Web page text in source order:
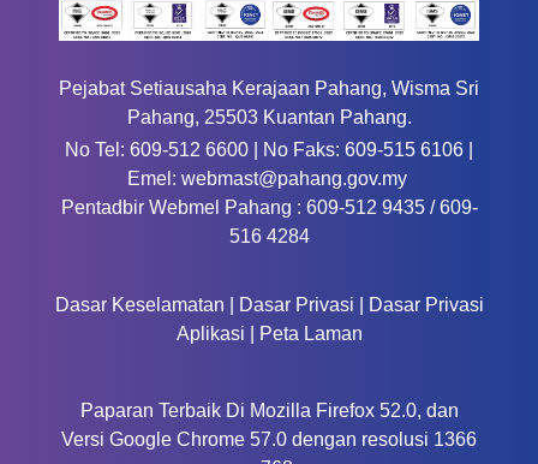
Pejabat Setiausaha Kerajaan Pahang, Wisma Sri
Pahang, 25503 Kuantan Pahang.
No Tel: 609-512 6600 | No Faks: 609-515 6106 |
Emel: webmast@pahang.gov.my
Pentadbir Webmel Pahang : 609-512 9435 / 609-
516 4284
Dasar Keselamatan Dasar Privasi
Dasar Privasi
Aplikasi
Peta Laman
Paparan Terbaik Di Mozilla Firefox 52.0, dan
Versi Google Chrome 57.0 dengan resolusi 1366